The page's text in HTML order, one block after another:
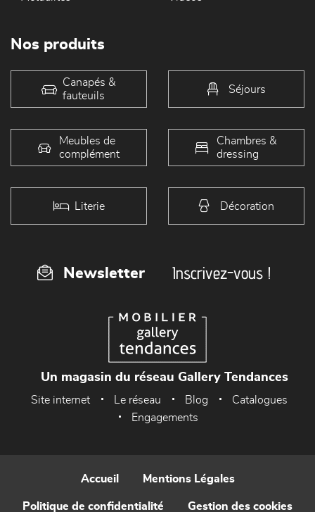
Nos produits
Canapés &
fauteuils
Séjours
Meubles de
complément
Chambres &
dressing
Literie Décoration
Newsletter Inscrivez-vous !
Un magasin du réseau Gallery Tendances
Site internet Le réseau Blog
Catalogues
Engagements
Accueil Mentions Légales
Politique de confidentialité Gestion des cookies